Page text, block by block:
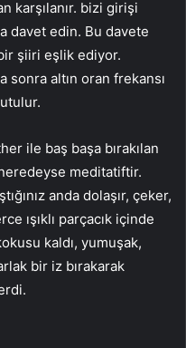
karşılanır. bizi girişi
davet edin. Bu davete
şiiri eşlik ediyor.
sonra altın oran frekansı
ile baş başa bırakılan
meditatiftir.
anda dolaşır, çeker,
ışıklı parçacık içinde
kaldı, yumuşak,
bir iz bırakarak